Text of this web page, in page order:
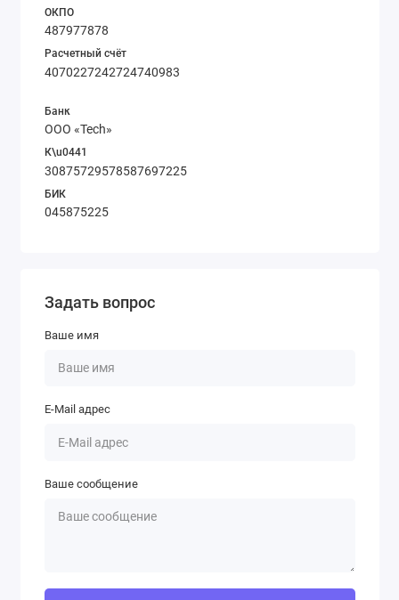
ОКПО
487977878
Расчетный счёт
4070227242724740983
Банк
ООО «Tech»
К\u0441
30875729578587697225
БИК
045875225
Задать вопрос
Ваше имя
E-Mail адрес
Ваше сообщение